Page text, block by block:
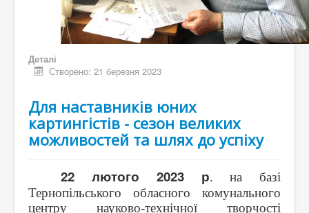
Деталі
Створено: 21 березня 2023
Для наставників юних
картингістів - сезон великих
можливостей та шлях до успіху
22 лютого 2023 р. на базі
Тернопільського обласного комунального
центру науково-технічної творчості